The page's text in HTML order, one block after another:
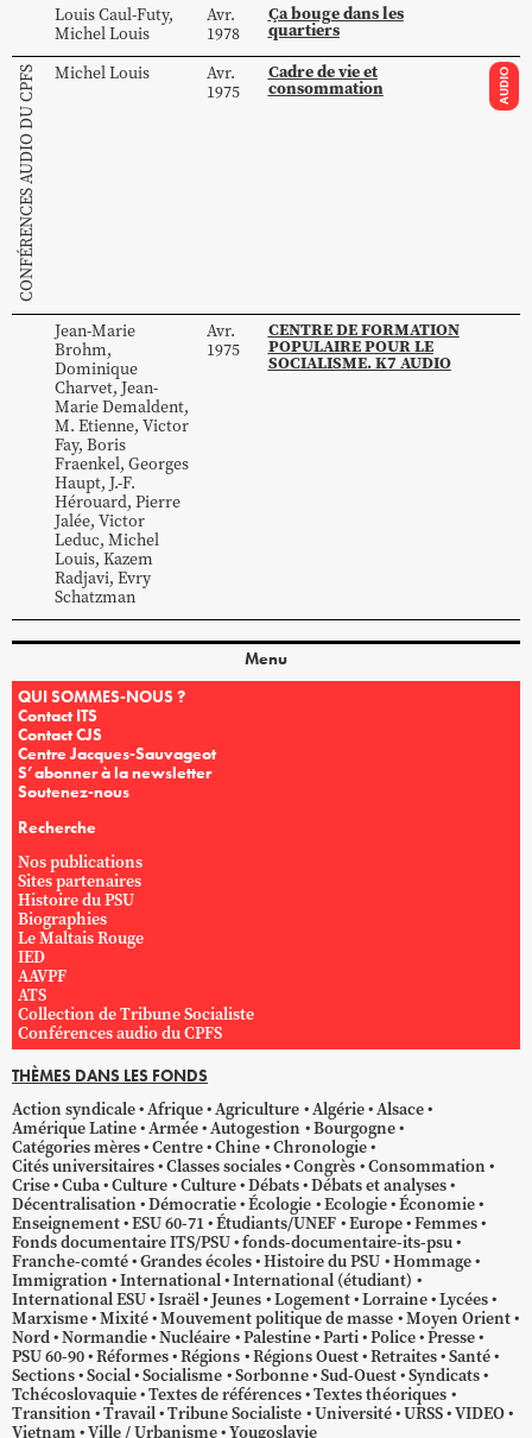
LouisCaul-Futy,
MichelLouis
Avr.
1978
Ça bouge dans les
quartiers
CONFÉRENCES AUDIO DU CPFS MichelLouis
Avr.
1975
Cadre de vie et
consommation AUDIO
Jean-Marie
Brohm,
Dominique
Charvet, Jean-
MarieDemaldent,
M. Etienne, Victor
Fay, Boris
Fraenkel, Georges
Haupt, J.-F.
Hérouard, Pierre
Jalée, Victor
Leduc, Michel
Louis, Kazem
Radjavi, Evry
Schatzman
Avr.
1975
CENTRE DE FORMATION
POPULAIRE POUR LE
SOCIALISME. K7 AUDIO
Menu
QUI SOMMES-NOUS ?
Contact ITS
Contact CJS
Centre Jacques-Sauvageot
S’abonner à la newsletter
Soutenez-nous
Recherche
Nos publications
Sites partenaires
Histoire du PSU
Biographies
Le Maltais Rouge
IED
AAVPF
ATS
Collection de Tribune Socialiste
Conférences audio du CPFS
THÈMES DANS LES FONDS
Action syndicale Afrique Agriculture Algérie Alsace
Amérique Latine Armée Autogestion
Bourgogne
Catégories mères Centre Chine Chronologie
Cités universitaires Classes sociales Congrès Consommation
Crise Cuba Culture Culture Débats Débats et analyses
Décentralisation Démocratie Écologie Ecologie Économie
Enseignement ESU 60-71 Étudiants/UNEF Europe Femmes
Fonds documentaire ITS/PSU fonds-documentaire-its-psu
Franche-comté Grandes écoles Histoire du PSU Hommage
Immigration International International (étudiant)
International ESU Israël Jeunes Logement Lorraine Lycées
Marxisme Mixité Mouvement politique de masse Moyen Orient
Nord Normandie Nucléaire Palestine Parti Police Presse
PSU 60-90 Réformes Régions Régions Ouest Retraites Santé
Sections Social Socialisme Sorbonne Sud-Ouest Syndicats
Tchécoslovaquie Textes de références Textes théoriques
Transition Travail Tribune Socialiste Université URSS VIDEO
Vietnam Ville / Urbanisme Yougoslavie